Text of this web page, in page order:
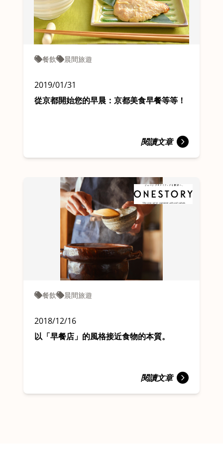
餐飲 晨間旅遊
2019/01/31
從京都開始您的早晨：京都美食早餐等等！
閱讀文章
餐飲 晨間旅遊
2018/12/16
以「早餐店」的風格接近食物的本質。
閱讀文章